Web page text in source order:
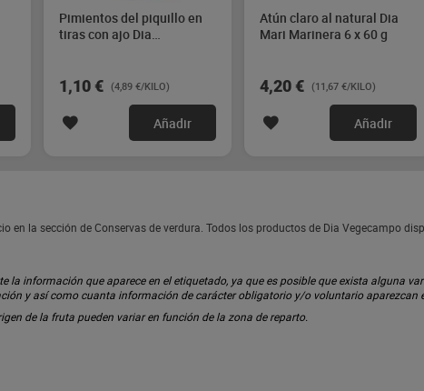
Pimientos del piquillo en
tiras con ajo Dia
1,10 € (4,89 €/KILO)
Añadir
Atún claro al natural Dia
Mari Marinera 6 x 60 g
4,20 € (11,67 €/KILO)
Añadir
la sección de Conservas de verdura. Todos los productos de Dia Vegecampo
la información que aparece en el etiquetado, ya que es posible que exista alguna
y así como cuanta información de carácter obligatorio y/o voluntario aparezcan
de la fruta pueden variar en función de la zona de reparto.